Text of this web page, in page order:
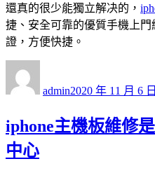
還真的很少能獨立解决的，
捷、安全可靠的優質手機上
證，方便快捷。
admin佈
期:
2020 年 11 月 6 日
iphone主機板維修
中心